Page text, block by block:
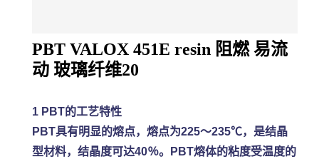
PBT VALOX 451E resin 阻燃 易流
动 玻璃纤维20
1 PBT的工艺特性
PBT具有明显的熔点，熔点为225～235℃，是结晶
型材料，结晶度可达40％。PBT熔体的粘度受温度的